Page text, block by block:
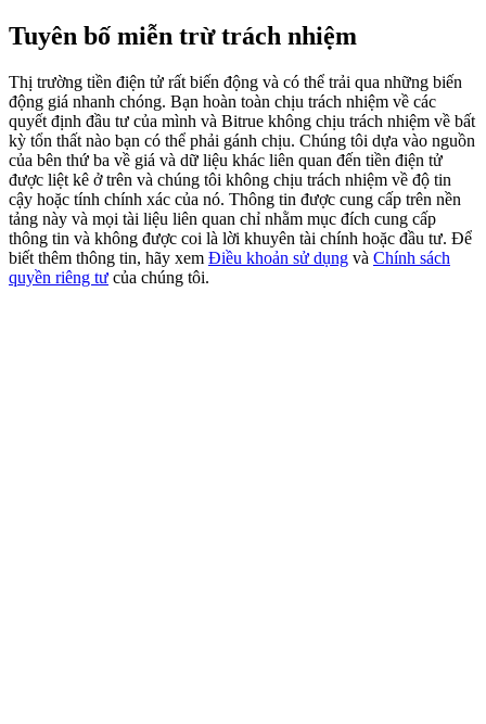
Share 500000 CASHCAT prize pool
Exclusive for BitMart Users
Register & Trade to Win 500,000 USDT
Precious Metals Trading Carnival
Trade Gold & Silver · 33,333 USDT Bonus
Tuyên bố miễn trừ trách nhiệm
Thị trường tiền điện tử rất biến động và có thể trải qua những biến
động giá nhanh chóng. Bạn hoàn toàn chịu trách nhiệm về các
quyết định đầu tư của mình và Bitrue không chịu trách nhiệm về bất
kỳ tổn thất nào bạn có thể phải gánh chịu. Chúng tôi dựa vào nguồn
của bên thứ ba về giá và dữ liệu khác liên quan đến tiền điện tử
được liệt kê ở trên và chúng tôi không chịu trách nhiệm về độ tin
cậy hoặc tính chính xác của nó. Thông tin được cung cấp trên nền
tảng này và mọi tài liệu liên quan chỉ nhằm mục đích cung cấp
thông tin và không được coi là lời khuyên tài chính hoặc đầu tư. Để
biết thêm thông tin, hãy xem Điều khoản sử dụng và Chính sách
quyền riêng tư của chúng tôi.